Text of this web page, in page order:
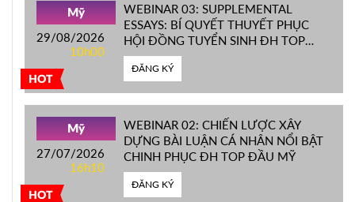
HOT
Mỹ
29/08/2026
10h00
WEBINAR 03: SUPPLEMENTAL
ESSAYS: BÍ QUYẾT THUYẾT PHỤC
HỘI ĐỒNG TUYỂN SINH ĐH TOP
ĐẦU MỸ
ĐĂNG KÝ
HOT
Mỹ
27/07/2026
16h10
WEBINAR 02: CHIẾN LƯỢC XÂY
DỰNG BÀI LUẬN CÁ NHÂN NỔI BẬT
CHINH PHỤC ĐH TOP ĐẦU MỸ
ĐĂNG KÝ